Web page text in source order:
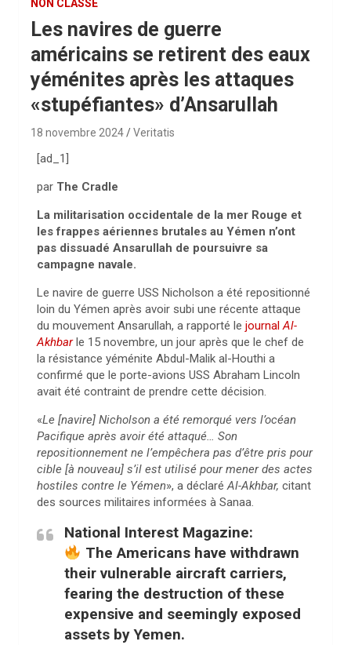
NON CLASSÉ
Les navires de guerre
américains se retirent des eaux
yéménites après les attaques
«stupéfiantes» d’Ansarullah
18 novembre 2024 Veritatis
[ad_1]
par The Cradle
La militarisation occidentale de la mer Rouge et
les frappes aériennes brutales au Yémen n’ont
pas dissuadé Ansarullah de poursuivre sa
campagne navale.
Le navire de guerre USS Nicholson a été repositionné
loin du Yémen après avoir subi une récente attaque
du mouvement Ansarullah, a rapporté le journalAl-
Akhbarle 15 novembre, un jour après que le chef de
la résistance yéménite Abdul-Malik al-Houthi a
confirmé que le porte-avions USS Abraham Lincoln
avait été contraint de prendre cette décision.
«Le [navire] Nicholson a été remorqué vers l’océan
Pacifique après avoir été attaqué… Son
repositionnement ne l’empêchera pas d’être pris pour
cible [à nouveau] s’il est utilisé pour mener des actes
hostiles contre le Yémen», a déclaréAl-Akhbar, citant
des sources militaires informées à Sanaa.
National Interest Magazine:
The Americans have withdrawn
their vulnerable aircraft carriers,
fearing the destruction of these
expensive and seemingly exposed
assets by Yemen.